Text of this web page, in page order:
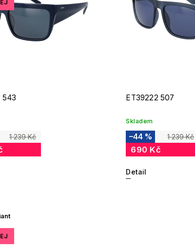
543
1 239 Kč
ET39222 507
Skladem
1 239 Kč
–44 %
690 Kč
Detail